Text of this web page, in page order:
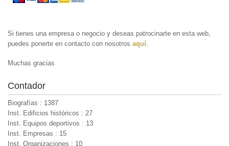
Si tienes una empresa o negocio y deseas patrocinarte en esta web,
puedes ponerte en contacto con nosotros aquí
Muchas gracias
Contador
Biografías : 1387
Inst. Edificios históricos : 27
Inst. Equipos deportivos : 13
Inst. Empresas : 15
Inst. Organizaciones : 10